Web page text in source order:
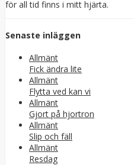
för all tid finns i mitt hjärta.
Senaste inläggen
Allmänt
Fick ändra lite
Allmänt
Flytta ved kan vi
Allmänt
Gjort på hjortron
Allmänt
Slip och fäll
Allmänt
Resdag